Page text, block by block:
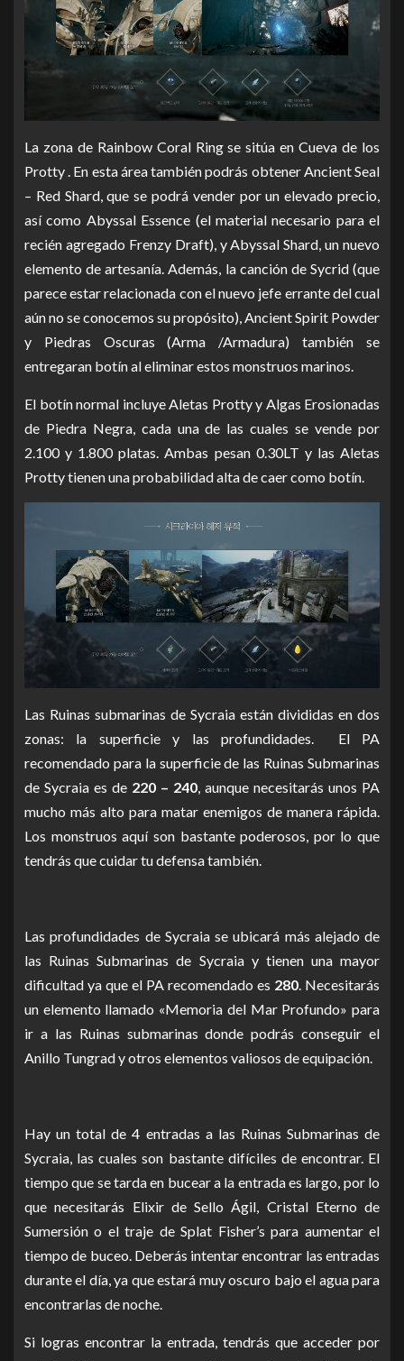
La zona de Rainbow Coral Ring se sitúa en Cueva de los
Protty . En esta área también podrás obtener Ancient Seal
– Red Shard, que se podrá vender por un elevado precio,
así como Abyssal Essence (el material necesario para el
recién agregado Frenzy Draft), y Abyssal Shard, un nuevo
elemento de artesanía. Además, la canción de Sycrid (que
parece estar relacionada con el nuevo jefe errante del cual
aún no se conocemos su propósito), Ancient Spirit Powder
y Piedras Oscuras (Arma /Armadura) también se
entregaran botín al eliminar estos monstruos marinos.
El botín normal incluye Aletas Protty y Algas Erosionadas
de Piedra Negra, cada una de las cuales se vende por
2.100 y 1.800 platas. Ambas pesan 0.30LT y las Aletas
Protty tienen una probabilidad alta de caer como botín.
Las Ruinas submarinas de Sycraia están divididas en dos
zonas: la superficie y las profundidades. El PA
recomendado para la superficie de las Ruinas Submarinas
de Sycraia es de 220 – 240, aunque necesitarás unos PA
mucho más alto para matar enemigos de manera rápida.
Los monstruos aquí son bastante poderosos, por lo que
tendrás que cuidar tu defensa también.
Las profundidades de Sycraia se ubicará más alejado de
las Ruinas Submarinas de Sycraia y tienen una mayor
dificultad ya que el PA recomendado es 280. Necesitarás
un elemento llamado «Memoria del Mar Profundo» para
ir a las Ruinas submarinas donde podrás conseguir el
Anillo Tungrad y otros elementos valiosos de equipación.
Hay un total de 4 entradas a las Ruinas Submarinas de
Sycraia, las cuales son bastante difíciles de encontrar. El
tiempo que se tarda en bucear a la entrada es largo, por lo
que necesitarás Elixir de Sello Ágil, Cristal Eterno de
Sumersión o el traje de Splat Fisher’s para aumentar el
tiempo de buceo. Deberás intentar encontrar las entradas
durante el día, ya que estará muy oscuro bajo el agua para
encontrarlas de noche.
Si logras encontrar la entrada, tendrás que acceder por